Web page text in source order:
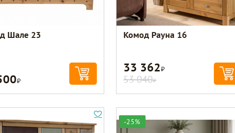
Шале 23
Р
Комод Рауна 16
33 362Р
53 040Р
-25%